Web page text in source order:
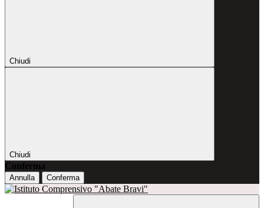
Chiudi
Chiudi
Conferma
Annulla Conferma